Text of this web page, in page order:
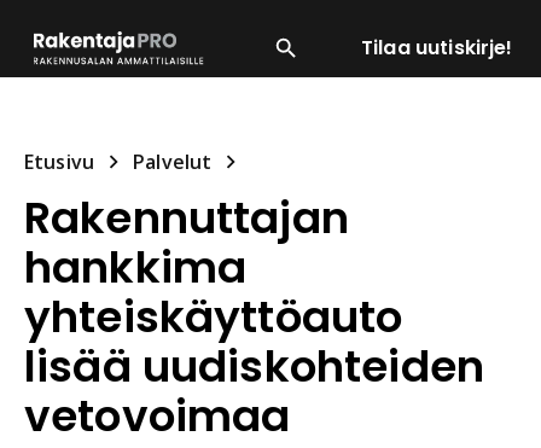
Tilaa uutiskirje!
Etusivu Palvelut
Rakennuttajan
hankkima
yhteiskäyttöauto
lisää uudiskohteiden
vetovoimaa